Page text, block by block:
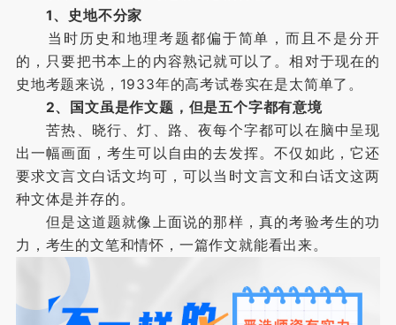
1、史地不分家
当时历史和地理考题都偏于简单，而且不是分开
的，只要把书本上的内容熟记就可以了。相对于现在的
史地考题来说，1933年的高考试卷实在是太简单了。
2、国文虽是作文题，但是五个字都有意境
苦热、晓行、灯、路、夜每个字都可以在脑中呈现
出一幅画面，考生可以自由的去发挥。不仅如此，它还
要求文言文白话文均可，可以当时文言文和白话文这两
种文体是并存的。
但是这道题就像上面说的那样，真的考验考生的功
力，考生的文笔和情怀，一篇作文就能看出来。